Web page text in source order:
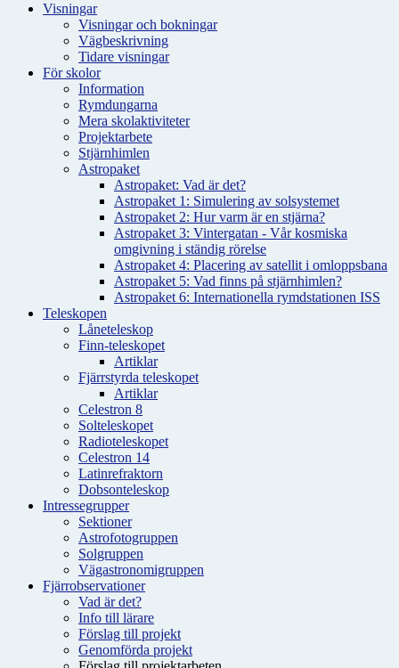
Visningar
Visningar och bokningar
Vägbeskrivning
Tidare visningar
För skolor
Information
Rymdungarna
Mera skolaktiviteter
Projektarbete
Stjärnhimlen
Astropaket
Astropaket: Vad är det?
Astropaket 1: Simulering av solsystemet
Astropaket 2: Hur varm är en stjärna?
Astropaket 3: Vintergatan - Vår kosmiska
omgivning i ständig rörelse
Astropaket 4: Placering av satellit i omloppsbana
Astropaket 5: Vad finns på stjärnhimlen?
Astropaket 6: Internationella rymdstationen ISS
Teleskopen
Låneteleskop
Finn-teleskopet
Artiklar
Fjärrstyrda teleskopet
Artiklar
Celestron 8
Solteleskopet
Radioteleskopet
Celestron 14
Latinrefraktorn
Dobsonteleskop
Intressegrupper
Sektioner
Astrofotogruppen
Solgruppen
Vägastronomigruppen
Fjärrobservationer
Vad är det?
Info till lärare
Förslag till projekt
Genomförda projekt